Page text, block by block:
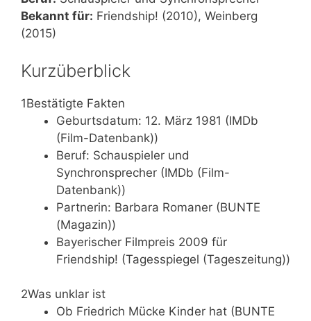
Bekannt für: Friendship! (2010), Weinberg
(2015)
Kurzüberblick
1Bestätigte Fakten
Geburtsdatum: 12. März 1981 (IMDb
(Film-Datenbank))
Beruf: Schauspieler und
Synchronsprecher (IMDb (Film-
Datenbank))
Partnerin: Barbara Romaner (BUNTE
(Magazin))
Bayerischer Filmpreis 2009 für
Friendship! (Tagesspiegel (Tageszeitung))
2Was unklar ist
Ob Friedrich Mücke Kinder hat (BUNTE